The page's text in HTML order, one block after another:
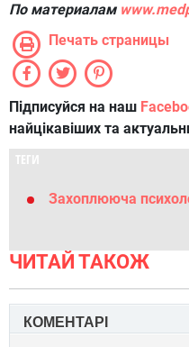
По материалам
Печать страницы
Підписуйся на наш
найцікавіших та
ТЕГИ
Захоплююча
ЧИТАЙ ТАКОЖ
КОМЕНТАРІ